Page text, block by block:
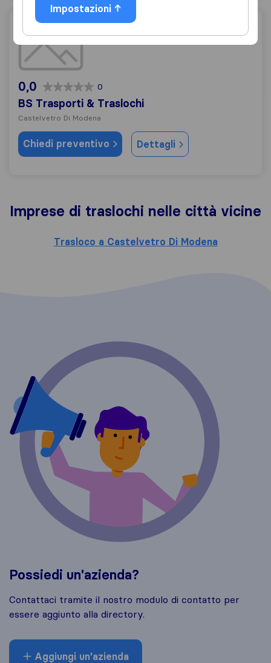
BS Trasporti & Traslochi
0,0 0
BS Trasporti & Traslochi
Castelvetro Di Modena
Chiedi preventivo Dettagli
Imprese di traslochi nelle città vicine
Trasloco a Castelvetro Di Modena
Possiedi un'azienda?
Contattaci tramite il nostro modulo di contatto per
essere aggiunto alla directory.
Aggiungi un'azienda
Impostazioni